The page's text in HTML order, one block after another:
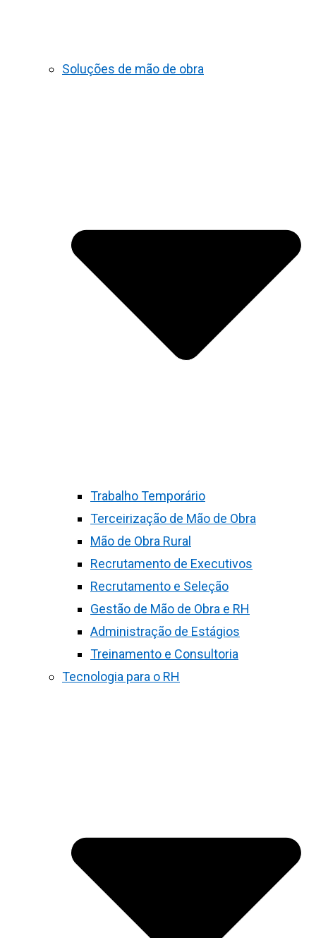
Soluções de mão de obra
Trabalho Temporário
Terceirização de Mão de Obra
Mão de Obra Rural
Recrutamento de Executivos
Recrutamento e Seleção
Gestão de Mão de Obra e RH
Administração de Estágios
Treinamento e Consultoria
Tecnologia para o RH